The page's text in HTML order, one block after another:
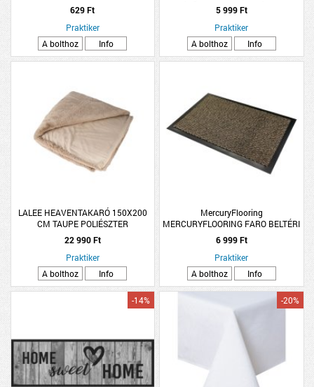
629 Ft
Praktiker
A bolthoz
Info
5 999 Ft
Praktiker
A bolthoz
Info
LALEE HEAVENTAKARÓ 150X200
CM TAUPE POLIÉSZTER
22 990 Ft
Praktiker
A bolthoz
Info
MercuryFlooring
MERCURYFLOORING FARO BELTÉRI
SZENNYFOGÓ LÁBTÖRLŐ 60X90CM
BARNA
6 999 Ft
Praktiker
A bolthoz
Info
-14% -20%